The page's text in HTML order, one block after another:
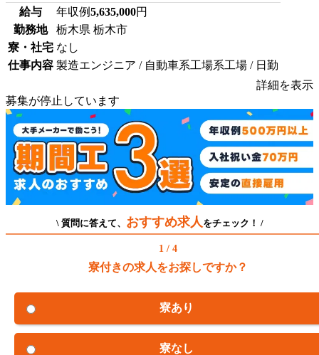
給与 年収例5,635,000円
勤務地
栃木県 栃木市
寮・社宅 なし
仕事内容 製造エンジニア / 自動車系工場系工場 / 日勤
詳細を表示
募集が停止しています
\ 質問に答えて、 おすすめ求人 をチェック！ /
1 / 4
寮付きの求人をお探しですか？
寮あり
寮なし